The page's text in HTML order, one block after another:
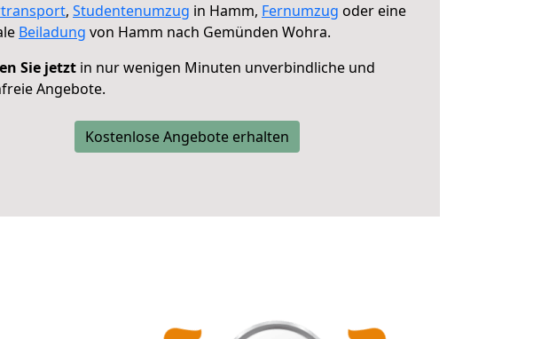
, Studentenumzug in Hamm, Fernumzug oder eine
Beiladung von Hamm nach Gemünden Wohra.
Sie jetzt in nur wenigen Minuten unverbindliche und
Angebote.
Kostenlose Angebote erhalten